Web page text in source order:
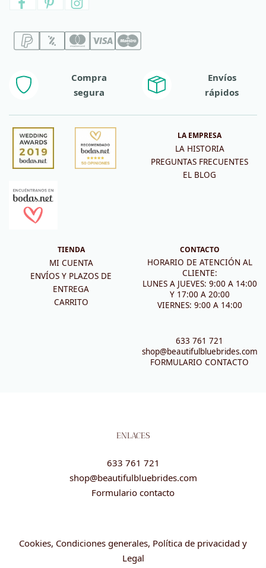
Compra
segura
Envíos
rápidos
LA EMPRESA
LA HISTORIA
PREGUNTAS FRECUENTES
EL BLOG
TIENDA
MI CUENTA
ENVÍOS Y PLAZOS DE
ENTREGA
CARRITO
CONTACTO
HORARIO DE ATENCIÓN AL
CLIENTE:
LUNES A JUEVES: 9:00 A 14:00
Y 17:00 A 20:00
VIERNES: 9:00 A 14:00
633 761 721
shop@beautifulbluebrides.com
FORMULARIO CONTACTO
ENLACES
633 761 721
shop@beautifulbluebrides.com
Formulario contacto
Cookies, Condiciones generales, Política de privacidad y
Legal